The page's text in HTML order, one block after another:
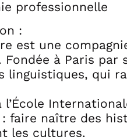
professionnelle
:
est une
Fondée à Paris par
linguistiques, qui
l’École
faire naître des
les cultures.